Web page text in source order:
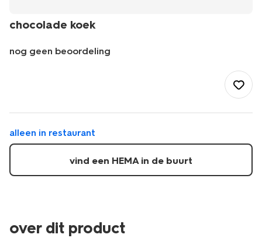
chocolade koek
nog geen beoordeling
28102610.html
alleen in restaurant
vind een HEMA in de buurt
over dit product